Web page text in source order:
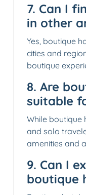
7. Can I
in other
Yes, boutique
cities and
boutique
8. Are
suitable
While boutique
and solo
amenities and
9. Can I
boutique